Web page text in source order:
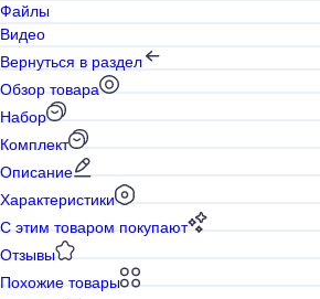
Файлы
Видео
Вернуться в раздел
Обзор товара
Набор
Комплект
Описание
Характеристики
С этим товаром покупают
Отзывы
Похожие товары